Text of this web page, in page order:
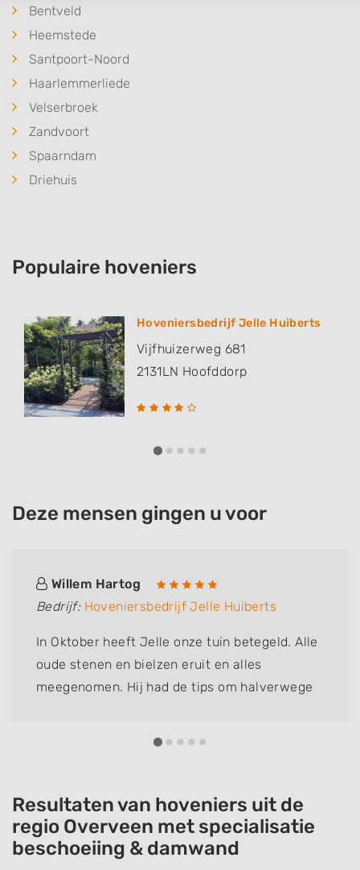
Bentveld
Heemstede
Santpoort-Noord
Haarlemmerliede
Velserbroek
Zandvoort
Spaarndam
Driehuis
Populaire hoveniers
Hoveniersbedrijf Jelle Huiberts
Vijfhuizerweg 681
2131LN Hoofddorp
Deze mensen gingen u voor
Willem Hartog
Bedrijf: Hoveniersbedrijf Jelle Huiberts
In Oktober heeft Jelle onze tuin betegeld. Alle
oude stenen en bielzen eruit en alles
meegenomen. Hij had de tips om halverwege
verdere tips voor de beplanting. Wij vinden
Jelle een super tuinman (hij kan nog zingen
ook) Wim en Tineke Hartog .
Resultaten van hoveniers uit de
regio Overveen met specialisatie
beschoeiing & damwand